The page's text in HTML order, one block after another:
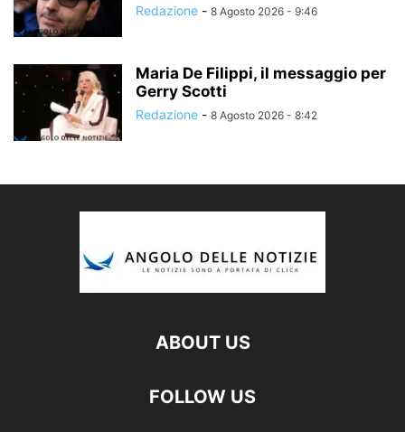
Redazione - 8 Agosto 2026 - 9:46
Maria De Filippi, il messaggio per
Gerry Scotti
Redazione - 8 Agosto 2026 - 8:42
ABOUT US
FOLLOW US